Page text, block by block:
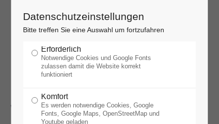
Rundweg Klotz-
Ersberg
(Muss
wahrscheinlich
Datenschutzeinstellungen
Bitte treffen Sie eine Auswahl um fortzufahren
Erforderlich
Notwendige Cookies und Google Fonts
zulassen damit die Website korrekt
funktioniert
Komfort
Es werden notwendige Cookies, Google
Fonts, Google Maps, OpenStreetMap und
Youtube geladen